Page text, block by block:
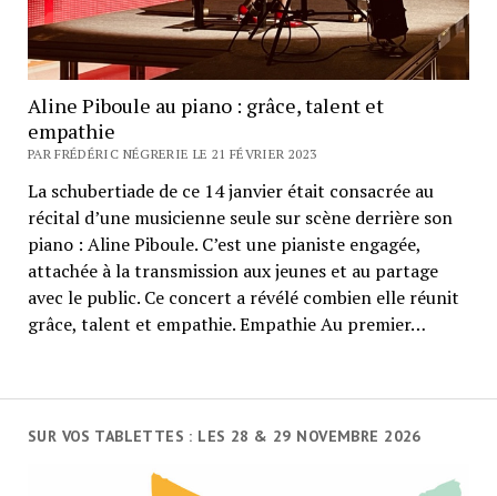
SUR VOS TABLETTES : LES 28 & 29 NOVEMBRE 2026
Aline Piboule au piano : grâce, talent et
empathie
PAR FRÉDÉRIC NÉGRERIE LE 21 FÉVRIER 2023
La schubertiade de ce 14 janvier était consacrée au
récital d’une musicienne seule sur scène derrière son
piano : Aline Piboule. C’est une pianiste engagée,
attachée à la transmission aux jeunes et au partage
avec le public. Ce concert a révélé combien elle réunit
grâce, talent et empathie. Empathie Au premier…